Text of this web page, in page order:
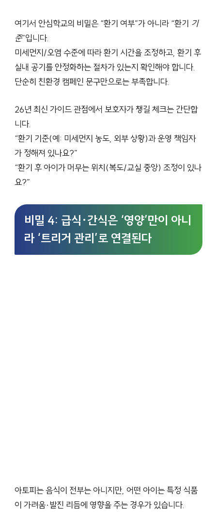
여기서 안심학교의 비밀은 “환기 여부”가 아니라 “환기 기
준”입니다.
미세먼지/오염 수준에 따라 환기 시간을 조정하고, 환기 후
실내 공기를 안정화하는 절차가 있는지 확인해야 합니다.
단순히 친환경 캠페인 문구만으로는 부족합니다.
26년 최신 가이드 관점에서 보호자가 챙길 체크는 간단합
니다.
“환기 기준(예: 미세먼지 농도, 외부 상황)과 운영 책임자
가 정해져 있나요?”
“환기 후 아이가 머무는 위치(복도/교실 중앙) 조정이 있나
요?”
비밀 4: 급식·간식은 ‘영양’만이 아니
라 ‘트리거 관리’로 연결된다
아토피는 음식이 전부는 아니지만, 어떤 아이는 특정 식품
이 가려움·발진 리듬에 영향을 주는 경우가 있습니다.